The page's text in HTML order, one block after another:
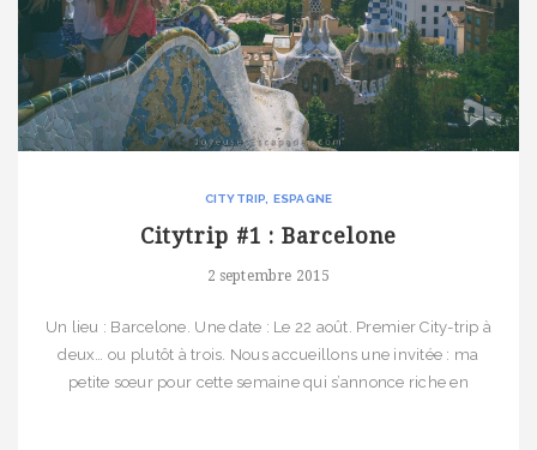
CITYTRIP ESPAGNE
Citytrip #1 : Barcelone
2 septembre 2015
Un lieu : Barcelone. Une date : Le 22 août. Premier City-trip à
deux… ou plutôt à trois. Nous accueillons une invitée : ma
petite sœur pour cette semaine qui s’annonce riche en